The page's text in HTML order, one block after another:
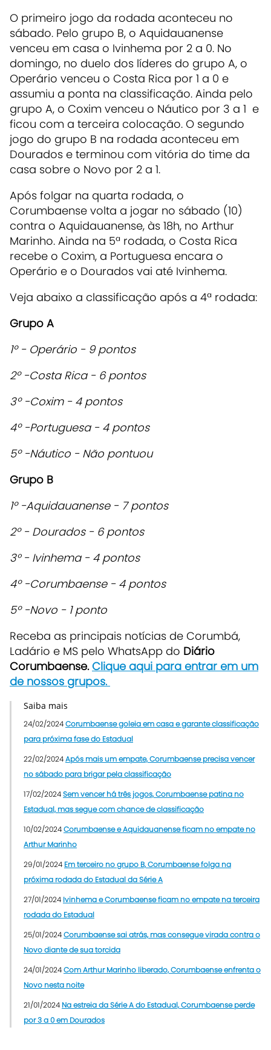
O primeiro jogo da rodada aconteceu no
sábado. Pelo grupo B, o Aquidauanense
venceu em casa o Ivinhema por 2 a 0. No
domingo, no duelo dos líderes do grupo A, o
Operário venceu o Costa Rica por 1 a 0 e
assumiu a ponta na classificação. Ainda pelo
grupo A, o Coxim venceu o Náutico por 3 a 1 e
ficou com a terceira colocação. O segundo
jogo do grupo B na rodada aconteceu em
Dourados e terminou com vitória do time da
casa sobre o Novo por 2 a 1.
Após folgar na quarta rodada, o
Corumbaense volta a jogar no sábado (10)
contra o Aquidauanense, às 18h, no Arthur
Marinho. Ainda na 5ª rodada, o Costa Rica
recebe o Coxim, a Portuguesa encara o
Operário e o Dourados vai até Ivinhema.
Veja abaixo a classificação após a 4ª rodada:
Grupo A
1º - Operário - 9 pontos
2º -Costa Rica - 6 pontos
3º -Coxim - 4 pontos
4º -Portuguesa - 4 pontos
5º -Náutico - Não pontuou
Grupo B
1º -Aquidauanense - 7 pontos
2º - Dourados - 6 pontos
3° - Ivinhema - 4 pontos
4º -Corumbaense - 4 pontos
5º -Novo - 1 ponto
Receba as principais notícias de Corumbá,
Ladário e MS pelo WhatsApp do Diário
Corumbaense.Clique aqui para entrar em um
de nossos grupos.
Saiba mais
24/02/2024Corumbaense goleia em casa e garante classificação
para próxima fase do Estadual
22/02/2024Após mais um empate, Corumbaense precisa vencer
no sábado para brigar pela classificação
17/02/2024Sem vencer há três jogos, Corumbaense patina no
Estadual, mas segue com chance de classificação
10/02/2024Corumbaense e Aquidauanense ficam no empate no
Arthur Marinho
29/01/2024 Em terceiro no grupo B, Corumbaense folga na
próxima rodada do Estadual da Série A
27/01/2024 Ivinhema e Corumbaense ficam no empate na terceira
rodada do Estadual
25/01/2024Corumbaense sai atrás, mas consegue virada contra o
Novo diante de sua torcida
24/01/2024Com Arthur Marinho liberado, Corumbaense enfrenta o
Novo nesta noite
21/01/2024 Na estreia da Série A do Estadual, Corumbaense perde
por 3 a 0 em Dourados